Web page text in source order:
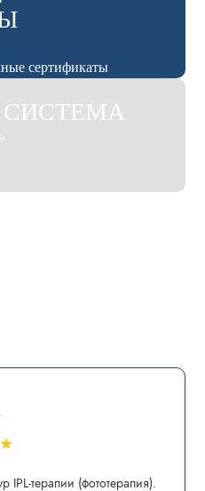
СИСТЕМА
★
теpапии (фототерапия).